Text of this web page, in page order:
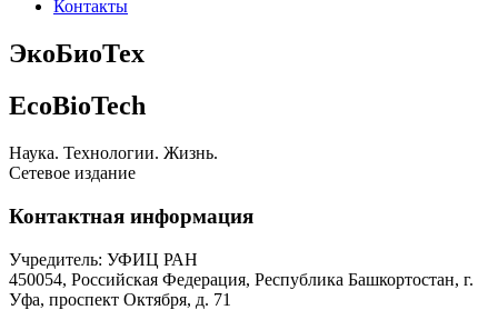
Контакты
ЭкоБиоТех
EcoBioTech
Наука. Технологии. Жизнь.
Сетевое издание
Контактная информация
Учредитель: УФИЦ РАН
450054, Российская Федерация, Республика Башкортостан, г.
Уфа, проспект Октября, д. 71